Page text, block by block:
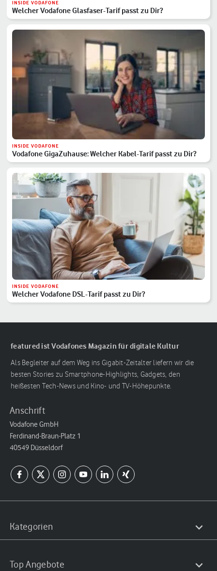
INSIDE VODAFONE
Welcher Vodafone Glasfaser-Tarif passt zu Dir?
INSIDE VODAFONE
Vodafone GigaZuhause: Welcher Kabel-Tarif passt zu Dir?
INSIDE VODAFONE
Welcher Vodafone DSL-Tarif passt zu Dir?
featured ist Vodafones Magazin für digitale Kultur
Als Begleiter auf dem Weg ins Gigabit-Zeitalter liefern wir die
besten Stories zu Smartphone-Highlights, Gadgets, den
heißesten Tech-News und Kino- und TV-Höhepunkte.
Anschrift
Vodafone GmbH
Ferdinand-Braun-Platz 1
40549 Düsseldorf
Kategorien
Top Angebote